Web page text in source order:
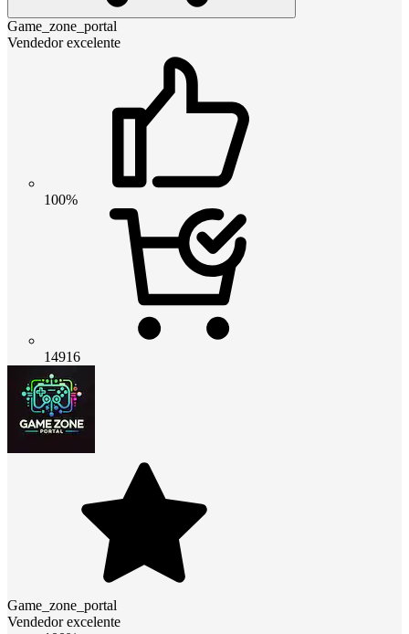
Game_zone_portal
Vendedor excelente
100%
14916
Game_zone_portal
Vendedor excelente